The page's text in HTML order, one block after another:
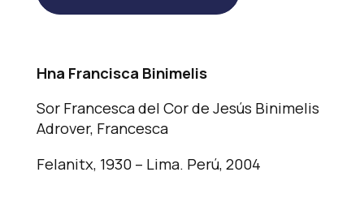
Hna Francisca Binimelis
Sor Francesca del Cor de Jesús Binimelis
Adrover, Francesca
Felanitx, 1930 – Lima. Perú, 2004